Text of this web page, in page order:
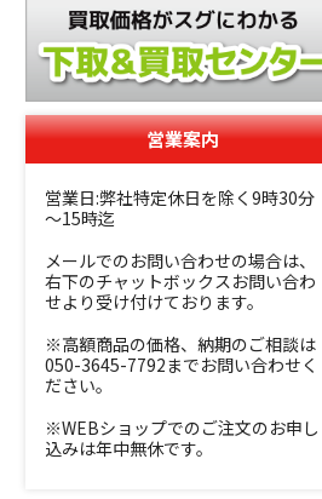
営業案内
営業日:弊社特定休日を除く9時30分
～15時迄
メールでのお問い合わせの場合は、
右下のチャットボックスお問い合わ
せより受け付けております。
※高額商品の価格、納期のご相談は
050-3645-7792までお問い合わせく
ださい。
※WEBショップでのご注文のお申し
込みは年中無休です。